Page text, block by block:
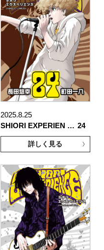
2025.8.25
SHIORI EXPERIEN … 24
詳しく見る